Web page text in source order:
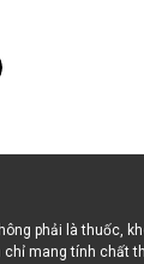
phải là thuốc,
mang tính chất